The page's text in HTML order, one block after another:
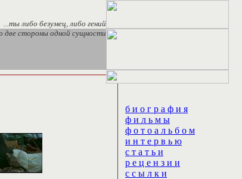
...ты либо безумец, либо гений
две стороны одной сущности
б и о г р а ф и я
ф и л ь м ы
ф о т о а л ь б о м
и н т е р в ь ю
с т а т ь и
р е ц е н з и и
с с ы л к и